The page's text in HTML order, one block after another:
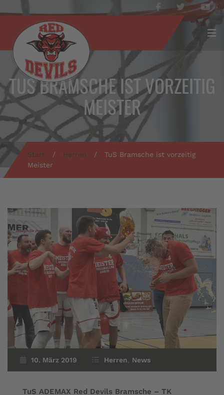
TUS BRAMSCHE IST VORZEITIG
MEISTER
Start / Herren /
TuS Bramsche ist vorzeitig
Meister
10. März 2019 Herren News
TuS ADEMAX Red Devils Bramsche – TK